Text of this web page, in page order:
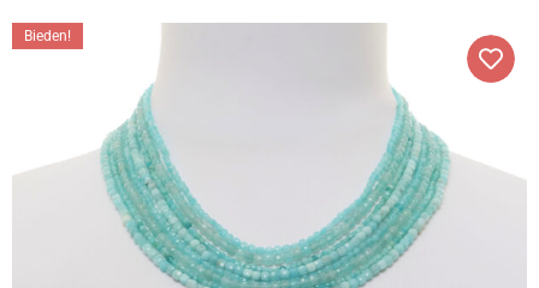
Bieden!